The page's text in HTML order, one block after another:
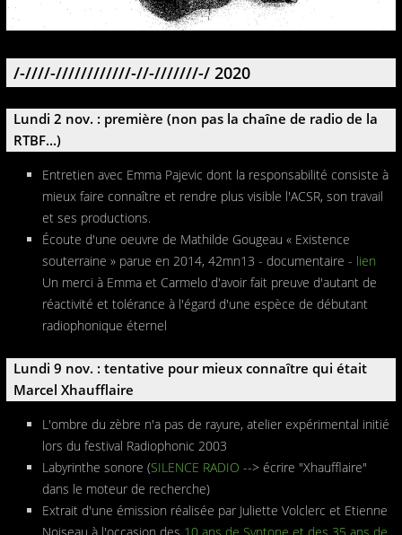
/-////-////////////-//-///////-/ 2020
Lundi 2 nov. : première (non pas la chaîne de radio de la
RTBF...)
Entretien avec Emma Pajevic dont la responsabilité consiste à
mieux faire connaître et rendre plus visible l'ACSR, son travail
et ses productions.
Écoute d'une oeuvre de Mathilde Gougeau « Existence
souterraine » parue en 2014, 42mn13 - documentaire - lien
Un merci à Emma et Carmelo d'avoir fait preuve d'autant de
réactivité et tolérance à l'égard d'une espèce de débutant
radiophonique éternel
Lundi 9 nov. : tentative pour mieux connaître qui était
Marcel Xhaufflaire
L'ombre du zèbre n'a pas de rayure, atelier expérimental initié
lors du festival Radiophonic 2003
Labyrinthe sonore (SILENCE RADIO --> écrire "Xhaufflaire"
dans le moteur de recherche)
Extrait d'une émission réalisée par Juliette Volclerc et Etienne